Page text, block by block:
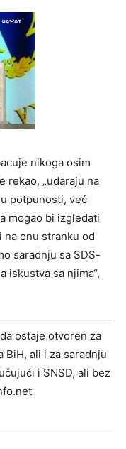
nikoga osim
rekao, „udaraju na
u potpunosti, već
mogao bi izgledati
na onu stranku od
saradnju sa SDS-
iskustva sa njima“,
ostaje otvoren za
BiH, ali i za saradnju
i SNSD, ali bez